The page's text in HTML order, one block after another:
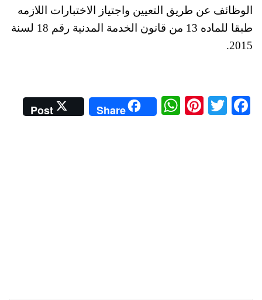
الوظائف عن طريق التعيين واجتياز الاختبارات اللازمه
طبقا للماده 13 من قانون الخدمة المدنية رقم 18 لسنة
2015.
Fa
T
Pi
W
ha
Share
Post